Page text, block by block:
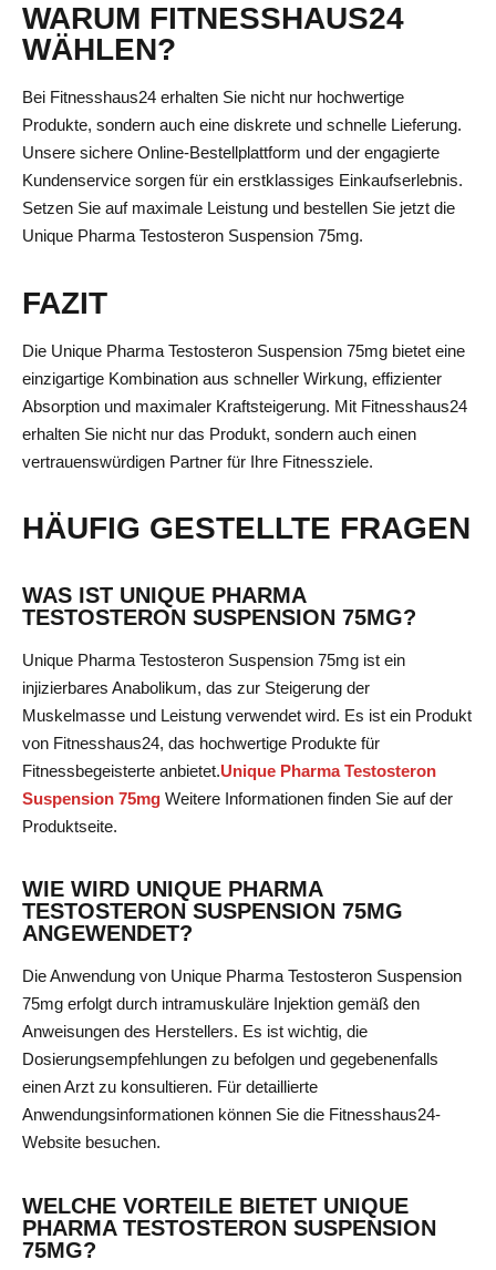
WARUM FITNESSHAUS24
WÄHLEN?
Bei Fitnesshaus24 erhalten Sie nicht nur hochwertige
Produkte, sondern auch eine diskrete und schnelle Lieferung.
Unsere sichere Online-Bestellplattform und der engagierte
Kundenservice sorgen für ein erstklassiges Einkaufserlebnis.
Setzen Sie auf maximale Leistung und bestellen Sie jetzt die
Unique Pharma Testosteron Suspension 75mg.
FAZIT
Die Unique Pharma Testosteron Suspension 75mg bietet eine
einzigartige Kombination aus schneller Wirkung, effizienter
Absorption und maximaler Kraftsteigerung. Mit Fitnesshaus24
erhalten Sie nicht nur das Produkt, sondern auch einen
vertrauenswürdigen Partner für Ihre Fitnessziele.
HÄUFIG GESTELLTE FRAGEN
WAS IST UNIQUE PHARMA
TESTOSTERON SUSPENSION 75MG?
Unique Pharma Testosteron Suspension 75mg ist ein
injizierbares Anabolikum, das zur Steigerung der
Muskelmasse und Leistung verwendet wird. Es ist ein Produkt
von Fitnesshaus24, das hochwertige Produkte für
Fitnessbegeisterte anbietet.Unique Pharma Testosteron
Suspension 75mg Weitere Informationen finden Sie auf der
Produktseite.
WIE WIRD UNIQUE PHARMA
TESTOSTERON SUSPENSION 75MG
ANGEWENDET?
Die Anwendung von Unique Pharma Testosteron Suspension
75mg erfolgt durch intramuskuläre Injektion gemäß den
Anweisungen des Herstellers. Es ist wichtig, die
Dosierungsempfehlungen zu befolgen und gegebenenfalls
einen Arzt zu konsultieren. Für detaillierte
Anwendungsinformationen können Sie die Fitnesshaus24-
Website besuchen.
WELCHE VORTEILE BIETET UNIQUE
PHARMA TESTOSTERON SUSPENSION
75MG?